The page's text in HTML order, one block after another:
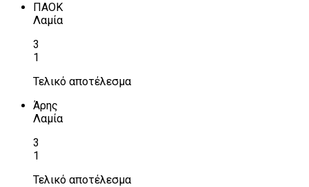
ΠΑΟΚ
Λαμία
3
1
Τελικό αποτέλεσμα
Άρης
Λαμία
3
1
Τελικό αποτέλεσμα